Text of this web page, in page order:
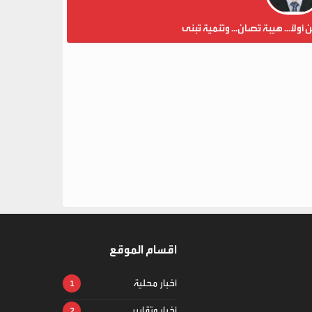
أولاً... هيبة تُصان... وتنمية تُبنى
اقسام الموقع
أخبار محلية